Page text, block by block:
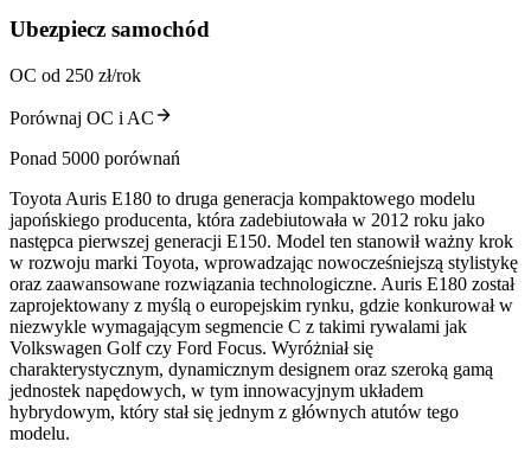
Ubezpiecz samochód
OC od 250 zł/rok
Porównaj OC i AC
Ponad 5000 porównań
Toyota Auris E180 to druga generacja kompaktowego modelu
japońskiego producenta, która zadebiutowała w 2012 roku jako
następca pierwszej generacji E150. Model ten stanowił ważny krok
w rozwoju marki Toyota, wprowadzając nowocześniejszą stylistykę
oraz zaawansowane rozwiązania technologiczne. Auris E180 został
zaprojektowany z myślą o europejskim rynku, gdzie konkurował w
niezwykle wymagającym segmencie C z takimi rywalami jak
Volkswagen Golf czy Ford Focus. Wyróżniał się
charakterystycznym, dynamicznym designem oraz szeroką gamą
jednostek napędowych, w tym innowacyjnym układem
hybrydowym, który stał się jednym z głównych atutów tego
modelu.